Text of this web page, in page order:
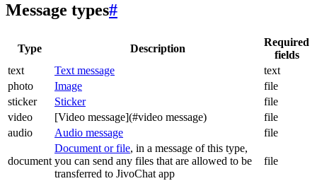
Message types#
Type Description
Required
fields
text
Text message
text
photo
Image
file
sticker
Sticker
file
video
[Video message](#video message)
file
audio
Audio message file
document
Document or file, in a message of this type,
you can send any files that are allowed to be
transferred to JivoChat app
file